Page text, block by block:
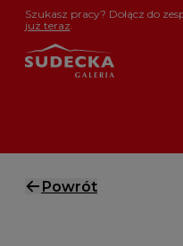
Przejdź do treści
Szukasz pracy? Dołącz do
już teraz.
Powrót